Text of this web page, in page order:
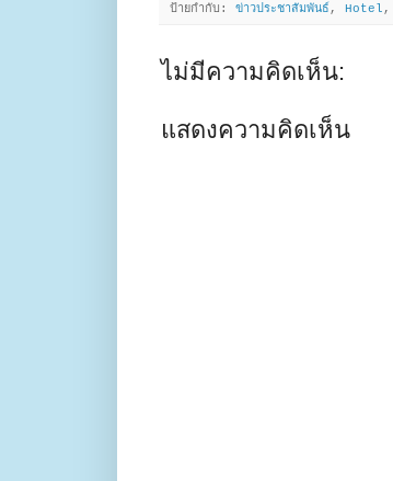
ป้ายกำกับ: ข่าวประชาสัมพันธ์ , Hotel ,
ไม่มีความคิดเห็น:
แสดงความคิดเห็น